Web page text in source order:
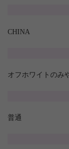
CHINA
オフホワイトのみ
普通